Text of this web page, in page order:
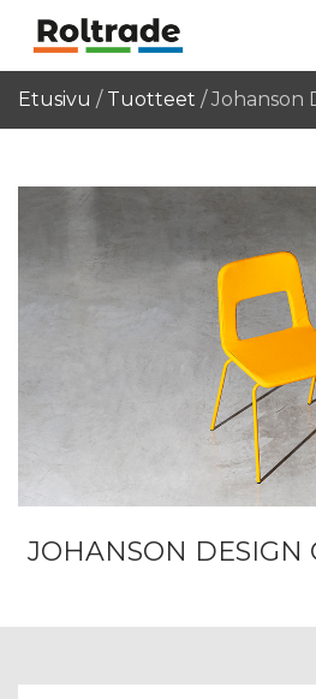
Etusivu / Tuotteet /Johanson
JOHANSON DESIGN